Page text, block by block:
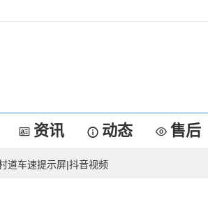
资讯 动态 售后
道车速提示屏|抖音视频